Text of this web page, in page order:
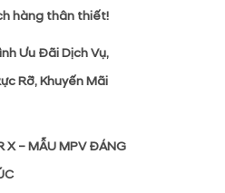
hàng thân thiết!
Ưu Đãi Dịch Vụ,
Rỡ, Khuyến Mãi
X – MẪU MPV ĐÁNG